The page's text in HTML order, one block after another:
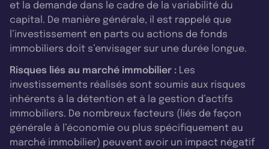
et la demande dans le cadre de la variabilité du
capital. De manière générale, il est rappelé que
l’investissement en parts ou actions de fonds
immobiliers doit s’envisager sur une durée longue.
Risques liés au marché immobilier : Les
investissements réalisés sont soumis aux risques
inhérents à la détention et à la gestion d’actifs
immobiliers. De nombreux facteurs (liés de façon
générale à l’économie ou plus spécifiquement au
marché immobilier) peuvent avoir un impact négatif